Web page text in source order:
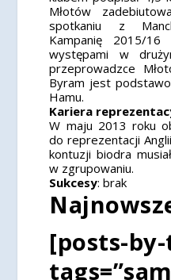
Młotów
spotkaniu z
Kampanię 2015/16
występami w
przeprowadzce
Byram jest
Hamu.
Kariera
W maju 2013 roku
do reprezentacji
kontuzji biodra
w zgrupowaniu.
Sukcesy: brak
[posts-